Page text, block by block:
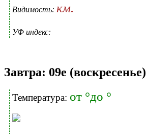
Видимость: км.
УФ индекс:
Завтра: 09е (воскресенье)
Температура: от °до °